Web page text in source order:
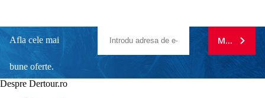
Afla cele mai
bune oferte.
MA
Despre Dertour.ro